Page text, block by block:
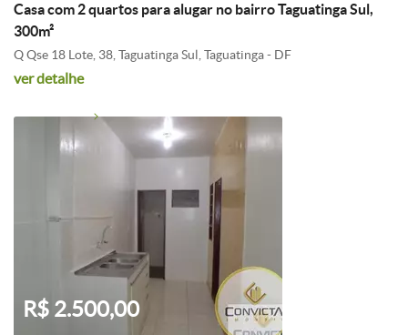
Casa com 2 quartos para alugar no bairro Taguatinga Sul,
300m²
Q Qse 18 Lote, 38, Taguatinga Sul, Taguatinga - DF
ver detalhe
R$ 2.500,00